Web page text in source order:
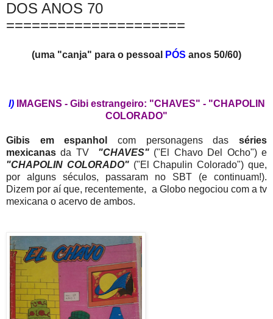
DOS ANOS 70
=====================
(uma "canja" para o pessoal PÓS anos 50/60)
I)
IMAGENS - Gibi estrangeiro: "CHAVES" - "CHAPOLIN
COLORADO"
Gibis em espanhol com personagens dasséries
mexicanasda TV "CHAVES"("El Chavo Del Ocho") e
"CHAPOLIN COLORADO"("El Chapulin Colorado") que,
por alguns séculos, passaram no SBT (e continuam!).
Dizem por aí que, recentemente, a Globo negociou com a tv
mexicana o acervo de ambos.